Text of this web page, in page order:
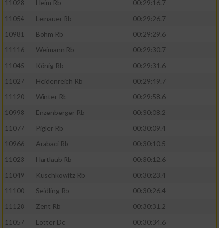
11028 Heim Rb
00:29:16.7
11054
Leinauer Rb
00:29:26.7
10981
Böhm Rb
00:29:29.6
11116
Weimann Rb
00:29:30.7
11045
König Rb
00:29:31.6
11027
Heidenreich Rb
00:29:49.7
11120
Winter Rb
00:29:58.6
10998
Enzenberger Rb
00:30:08.2
11077
Pigler Rb
00:30:09.4
10966
Arabaci Rb
00:30:10.5
11023
Hartlaub Rb
00:30:12.6
11049
Kuschkowitz Rb
00:30:23.4
11100
Seidling Rb
00:30:26.4
11128
Zent Rb
00:30:31.2
11057
Lotter Dc
00:30:34.6